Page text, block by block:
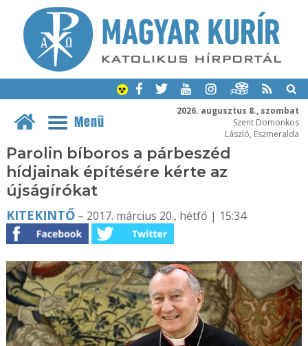
2026. augusztus 8., szombat
Szent Domonkos
László, Eszmeralda
Menü
Parolin bíboros a párbeszéd
hídjainak építésére kérte az
újságírókat
KITEKINTŐ– 2017. március 20., hétfő | 15:34